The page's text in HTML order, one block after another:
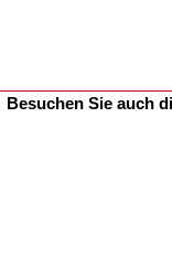
Besuchen Sie auch